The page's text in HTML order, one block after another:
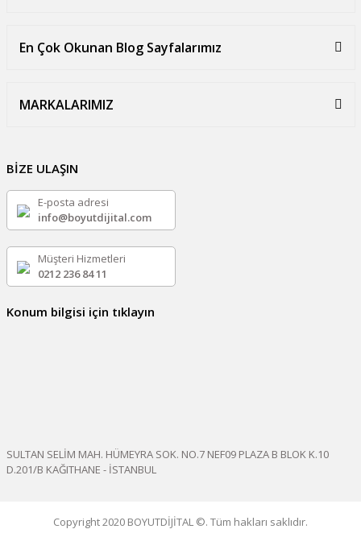
En Çok Okunan Blog Sayfalarımız
MARKALARIMIZ
BİZE ULAŞIN
E-posta adresi
info@boyutdijital.com
Müşteri Hizmetleri
0212 236 84 11
Konum bilgisi için tıklayın
SULTAN SELİM MAH. HÜMEYRA SOK. NO.7 NEF09 PLAZA B BLOK K.10
D.201/B KAĞITHANE - İSTANBUL
Copyright 2020 BOYUTDİJİTAL ©. Tüm hakları saklıdır.